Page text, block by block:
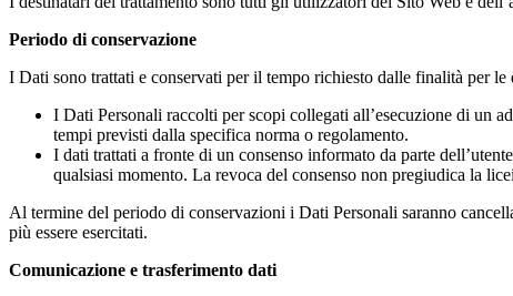
Periodo di conservazione
I Dati sono trattati e conservati per il tempo richiesto dalle finalità per le
I Dati Personali raccolti per scopi collegati all’esecuzione di un
tempi previsti dalla specifica norma o regolamento.
I dati trattati a fronte di un consenso informato da parte
qualsiasi momento. La revoca del consenso non pregiudica la
Al termine del periodo di conservazioni i Dati Personali saranno
più essere esercitati.
Comunicazione e trasferimento dati